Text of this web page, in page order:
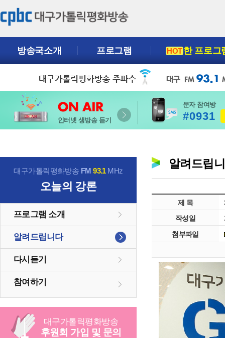
방송국소개 프로그램 HOT한 프로그
인터넷 생방송 듣기
문자 참여방
#0931
대구가톨릭평화방송 FM93.1MHz
오늘의 강론
프로그램 소개
알려드립니다
다시듣기
참여하기
대구가톨릭평화방송
후원회 가입 및 문의
알려드립
제 목
작성일
첨부파일